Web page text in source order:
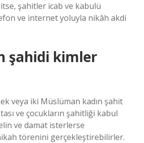
şahitler icab ve kabulü
ve internet yoluyla nikâh akdi
şahidi kimler
veya iki Müslüman kadın şahit
ve çocukların şahitliği kabul
ve damat isterlerse
törenini gerçekleştirebilirler.